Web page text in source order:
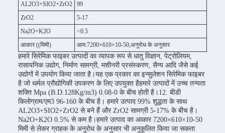
AL2O3+SIO2+ZrO2
99
ZrO2
5-17
Na2O+K2O
<0.5
आकार ((मिमी)
आम:7200×610×10-50;अनुरोध के अनुसार
हमारे सिरेमिक फाइबर उत्पादों का व्यापक रूप से धातु विज्ञान, पेट्रोलियम,
रासायनिक उद्योग, निर्माण सामग्री, मशीनरी प्रसंस्करण, सैन्य आदि जैसे कई
उद्योगों में उपयोग किया जाता है।यह एक प्रकार का इन्सुलेशन सिरेमिक फाइबर
है जो थर्मल प्रौद्योगिकी उपकरण के लिए उपयुक्त हैहमारे उत्पादों में उच्च तन्यता
शक्ति Mpa (B.D.128Kg/m3) 0.08-0 के बीच होती है।12. बीडी
किलोग्राम/एम3 96-160 के बीच है। हमारे उत्पाद 99% शुद्धता के साथ
AL2O3+SIO2+ZrO2 से बने हैं और ZrO2 सामग्री 5-17% के बीच है।
Na2O+K2O 0.5% से कम है।हमारे उत्पाद का आकार 7200×610×10-50
मिमी से लेकर ग्राहक के अनुरोध के अनुसार भी अनुकूलित किया जा सकता